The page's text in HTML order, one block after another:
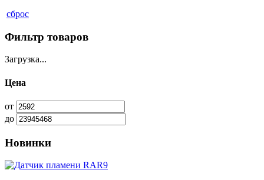
сброс
Фильтр товаров
Загрузка...
Цена
от
до
Новинки